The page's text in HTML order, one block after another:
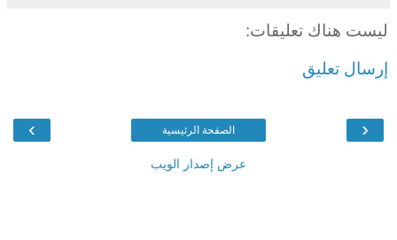
ليست هناك تعليقات:
إرسال تعليق
‹
› الصفحة الرئيسية
عرض إصدار الويب